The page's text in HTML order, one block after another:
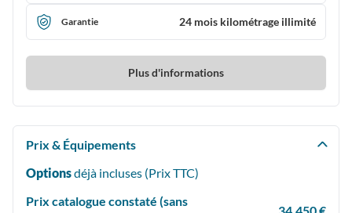
Garantie 24 mois kilométrage illimité
Plus d'informations
Prix & Équipements
Optionsdéjà incluses (PrixTTC)
Prix catalogue constaté (sans